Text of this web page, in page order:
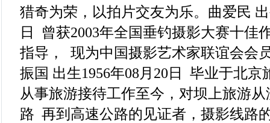
猎奇为荣，以拍片交友为乐。曲爱民
日 曾获2003年全国垂钓摄影大赛十佳
指导， 现为中国摄影艺术家联谊会会
振国 出生1956年08月20日 毕业于北京
从事旅游接待工作至今，对坝上旅游
路 再到高速公路的见证者，摄影线路